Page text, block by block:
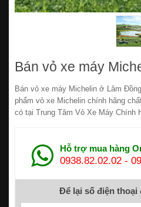
Bán vỏ xe máy
Bán vỏ xe máy Michelin ở Lâm
phẩm vỏ xe Michelin chính hãng
có tại Trung Tâm Vỏ Xe Máy Chính
Hỗ trợ mua hàng
0938.82.02.02 -
Để lại số điện